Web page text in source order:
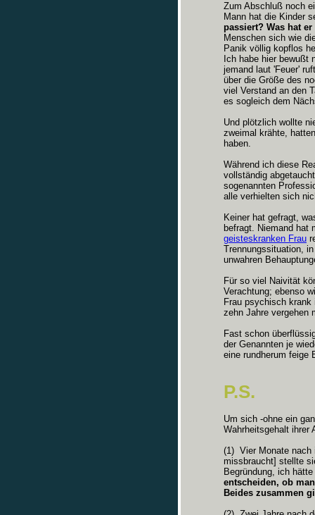
Zum Abschluß noch
Mann hat die Kinder
passiert? Was hat
Menschen sich wie
Panik völlig kopflos
Ich habe hier bewußt
jemand laut 'Feuer'
über die Größe des
viel Verstand an den
es sogleich dem
Und plötzlich wollte
zweimal krähte,
haben.
Während ich diese
vollständig
sogenannten
alle verhielten sich
Keiner hat gefragt,
befragt. Niemand hat
geisteskranken Frau
Trennungssituation,
unwahren
Für so viel Naivität
Verachtung; ebenso
Frau psychisch
zehn Jahre vergehen
Fast schon
der Genannten je
eine rundherum feige
P.S.
Um sich -ohne ein
Wahrheitsgehalt ihrer
(1) Vier Monate nach
missbraucht] stellte
Begründung, ich
entscheiden, ob
Beides zusammen